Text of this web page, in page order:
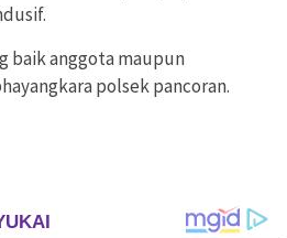
baik anggota maupun
polsek pancoran.